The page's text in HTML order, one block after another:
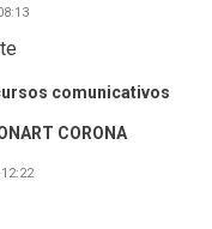
comunicativos
CORONA